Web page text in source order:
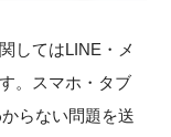
してはLINE・メ
。スマホ・タブ
らない問題を送